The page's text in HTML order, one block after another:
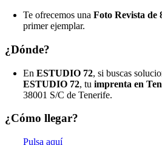
Te ofrecemos una Foto Revista de
primer ejemplar.
¿Dónde?
En ESTUDIO 72, si buscas
ESTUDIO 72, tu imprenta en
38001 S/C de Tenerife.
¿Cómo llegar?
Pulsa aquí